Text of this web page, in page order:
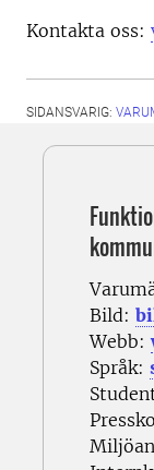
Kontakta oss:
SIDANSVARIG:
Bild:
Webb:
Språk: